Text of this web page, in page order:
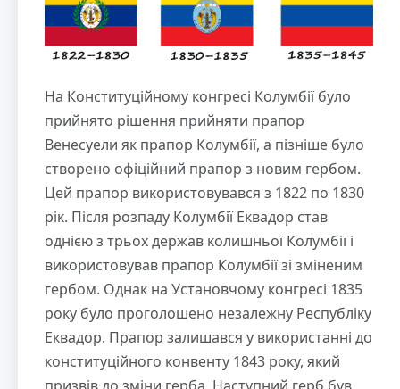
На Конституційному конгресі Колумбії було
прийнято рішення прийняти прапор
Венесуели як прапор Колумбії, а пізніше було
створено офіційний прапор з новим гербом.
Цей прапор використовувався з 1822 по 1830
рік. Після розпаду Колумбії Еквадор став
однією з трьох держав колишньої Колумбії і
використовував прапор Колумбії зі зміненим
гербом. Однак на Установчому конгресі 1835
року було проголошено незалежну Республіку
Еквадор. Прапор залишався у використанні до
конституційного конвенту 1843 року, який